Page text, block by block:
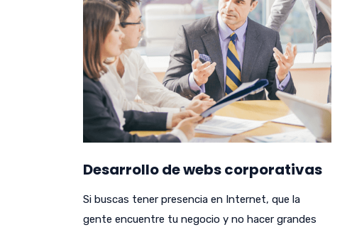
Desarrollo de webs corporativas
Si buscas tener presencia en Internet, que la
gente encuentre tu negocio y no hacer grandes